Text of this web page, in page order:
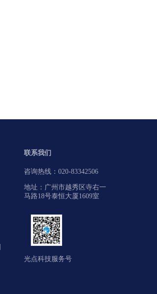
联系我们
咨询热线：020-83342506
地址：广州市越秀区寺右一
马路18号泰恒大厦1609室
光点科技服务号